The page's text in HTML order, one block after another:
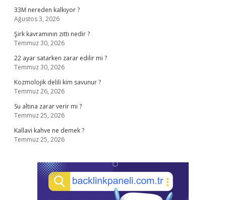
33M nereden kalkıyor ?
Ağustos 3, 2026
Şirk kavramının zıttı nedir ?
Temmuz 30, 2026
22 ayar satarken zarar edilir mi ?
Temmuz 30, 2026
Kozmolojik delili kim savunur ?
Temmuz 26, 2026
Su altına zarar verir mi ?
Temmuz 25, 2026
Kallavi kahve ne demek ?
Temmuz 25, 2026